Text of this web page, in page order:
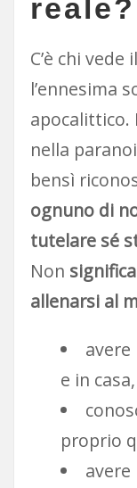
reale?
C’è chi
l’ennesima
apocalittico.
nella
bensì
ognuno di
tutelare sé
Non significa
allenarsi al
e in casa,
proprio